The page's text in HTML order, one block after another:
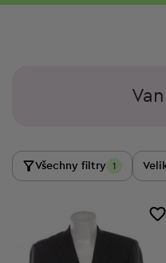
Všechny filtry 1